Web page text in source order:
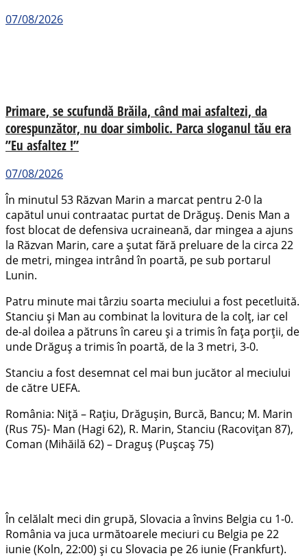
07/08/2026
Primare, se scufundă Brăila, când mai asfaltezi, da
corespunzător, nu doar simbolic. Parca sloganul tău era
”Eu asfaltez !”
07/08/2026
În minutul 53 Răzvan Marin a marcat pentru 2-0 la
capătul unui contraatac purtat de Drăguş. Denis Man a
fost blocat de defensiva ucraineană, dar mingea a ajuns
la Răzvan Marin, care a şutat fără preluare de la circa 22
de metri, mingea intrând în poartă, pe sub portarul
Lunin.
Patru minute mai târziu soarta meciului a fost pecetluită.
Stanciu şi Man au combinat la lovitura de la colţ, iar cel
de-al doilea a pătruns în careu şi a trimis în faţa porţii, de
unde Drăguş a trimis în poartă, de la 3 metri, 3-0.
Stanciu a fost desemnat cel mai bun jucător al meciului
de către UEFA.
România: Niță – Rațiu, Drăgușin, Burcă, Bancu; M. Marin
(Rus 75)- Man (Hagi 62), R. Marin, Stanciu (Racoviţan 87),
Coman (Mihăilă 62) – Draguş (Puşcaş 75)
În celălalt meci din grupă, Slovacia a învins Belgia cu 1-0.
România va juca următoarele meciuri cu Belgia pe 22
iunie (Koln, 22:00) şi cu Slovacia pe 26 iunie (Frankfurt).